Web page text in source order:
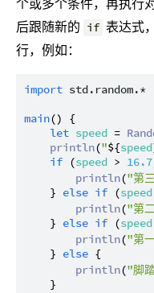
后跟随新的 if 表达式
行，例如：
import std.random.*
main() {
let speed =
println("${speed
if (speed > 16.7
println("第
    }
else if (speed
println("第
    }
else if (speed
println("第
    }
else {
println("脚
    }